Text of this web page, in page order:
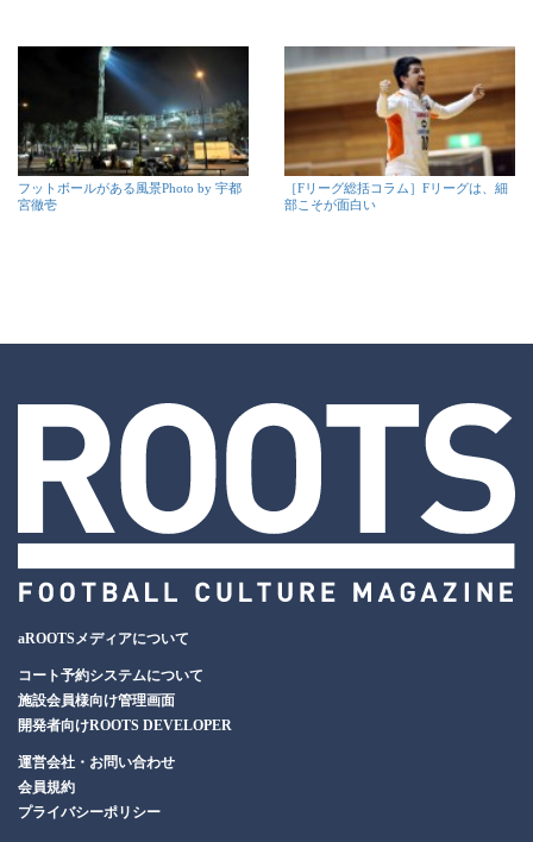
フットボールがある風景Photo by 宇都
宮徹壱
［Fリーグ総括コラム］Fリーグは、細
部こそが面白い
aROOTSメディアについて
コート予約システムについて
施設会員様向け管理画面
開発者向けROOTS DEVELOPER
運営会社・お問い合わせ
会員規約
プライバシーポリシー